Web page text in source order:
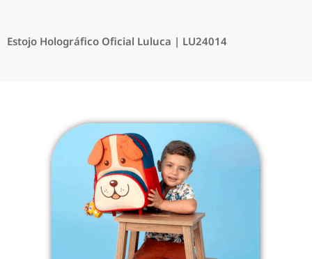
Estojo Holográfico Oficial Luluca | LU24014